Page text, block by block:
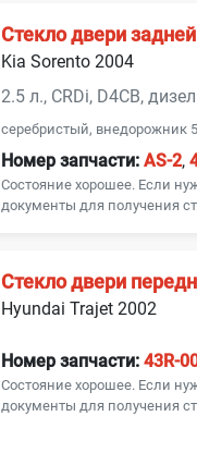
Стекло двери
Kia Sorento 2004
2.5 л., CRDi, D4CB,
серебристый,
Номер запчасти: AS-2,
Состояние хорошее. Если
документы для получения
Стекло двери
Hyundai Trajet 2002
Номер запчасти: 43R-
Состояние хорошее. Если
документы для получения